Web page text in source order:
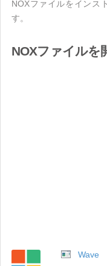
NOXファイルをインス
す。
NOXファイルを
Wave